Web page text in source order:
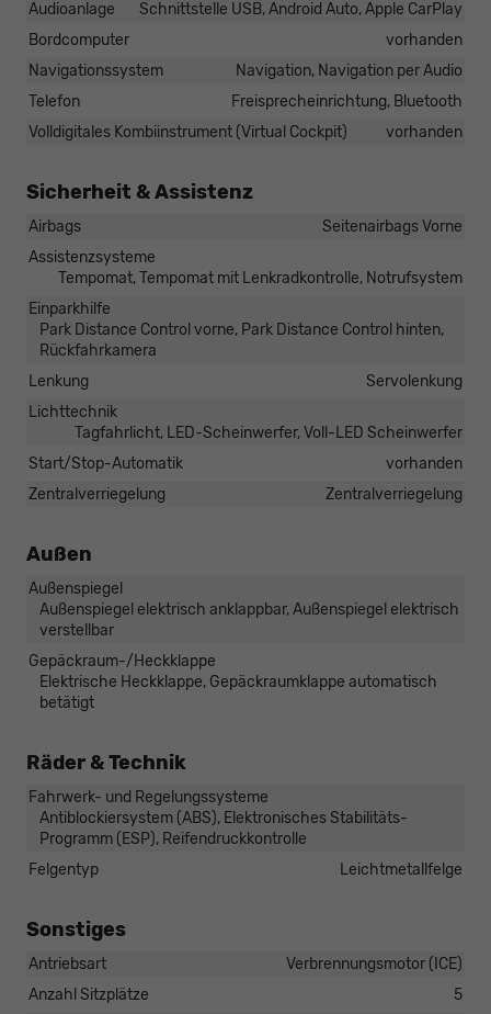
Audioanlage
Schnittstelle USB, Android Auto, Apple CarPlay
Bordcomputer
vorhanden
Navigationssystem
Navigation, Navigation per Audio
Telefon
Freisprecheinrichtung, Bluetooth
Volldigitales Kombiinstrument (Virtual Cockpit)
vorhanden
Sicherheit & Assistenz
Airbags
Seitenairbags Vorne
Assistenzsysteme
Tempomat, Tempomat mit Lenkradkontrolle, Notrufsystem
Einparkhilfe
Park Distance Control vorne, Park Distance Control hinten,
Rückfahrkamera
Lenkung
Servolenkung
Lichttechnik
Tagfahrlicht, LED-Scheinwerfer, Voll-LED Scheinwerfer
Start/Stop-Automatik
vorhanden
Zentralverriegelung
Zentralverriegelung
Außen
Außenspiegel
Außenspiegel elektrisch anklappbar, Außenspiegel elektrisch
verstellbar
Gepäckraum-/Heckklappe
Elektrische Heckklappe, Gepäckraumklappe automatisch
betätigt
Räder & Technik
Fahrwerk- und Regelungssysteme
Antiblockiersystem (ABS), Elektronisches Stabilitäts-
Programm (ESP), Reifendruckkontrolle
Felgentyp
Leichtmetallfelge
Sonstiges
Antriebsart
Verbrennungsmotor (ICE)
Anzahl Sitzplätze
5